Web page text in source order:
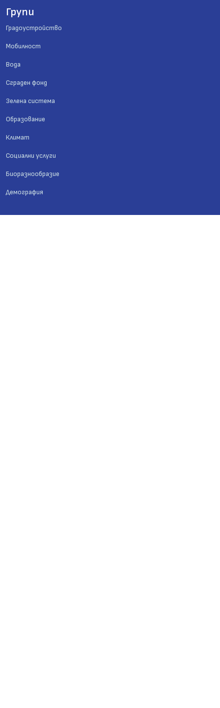
Групи
Градоустройство
Мобилност
Вода
Сграден фонд
Зелена система
Образование
Климат
Социални услуги
Биоразнообразие
Демография